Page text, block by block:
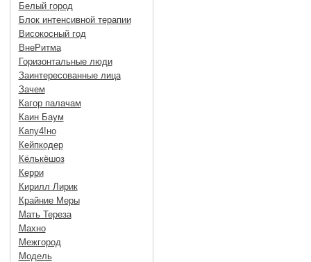
Белый город
Блок интенсивной терапии
Високосный год
ВнеРитма
Горизонтальные люди
Заинтересованные лица
Зачем
Кагор палачам
Каин Баум
Капу4!но
Кейпкодер
Кёлькёшоз
Керри
Кирилл Лирик
Крайние Меры
Мать Тереза
Махно
Межгород
Модель